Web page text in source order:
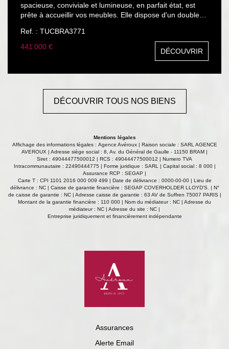
spacieuse, conviviale et lumineuse, en parfait état, est
prête à accueillir vos meubles. Elle dispose d'un double
sur un parc clos avec portail automatique. Les
informations sur les risques auxquels ce bien est exposé
Ref. : TUCBRA3771
441 000 €
DÉCOUVRIR
DÉCOUVRIR TOUS NOS BIENS
Mentions légales
Affichage des informations légales : Agence Avéroux | Raison sociale : SARL AGENCE
AVEROUX | Adresse siège social : 8, Av. du Général de Gaulle - 11150 BRAM |
Siret : 49044477500012 | RCS : 49044477500012 | Numero TVA
Intracommunautaire : 22490444775 | Forme juridique : SARL | Capital social : 8 000 |
Assurance RCP : SEGAP |
Carte T : CPI 1101 2016 000 009 499 | Date de délivrance : 0000-00-00 | Lieu de
délivrance : NC | Caisse de garantie financière : SEGAP COVERHOLDER LLOYD'S. | N°
de caisse de garantie : NC | Adresse caisse de garantie : 63 AV de Suffren 75007 PARIS |
Montant de la garantie financière : 110 000 | Nom du médiateur : NC | Adresse du
médiateur : NC | Adresse du site : NC |
Entreprise juridiquement et financièrement indépendante
Assurances
Alerte Email